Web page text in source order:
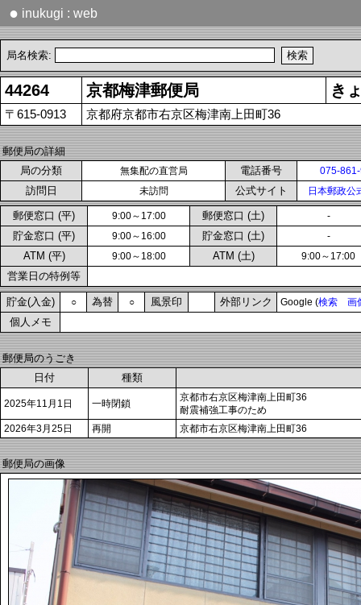
● inukugi : web
局名検索:
44264 京都梅津郵便局 き
〒615-0913 京都府京都市右京区梅津南上田町36
郵便局の詳細
局の分類
無集配の直営局 電話番号 075-
訪問日 未訪問 公式サイト 日本郵政公
郵便窓口 (平) 9:00～17:00 郵便窓口 (土) -
貯金窓口 (平) 9:00～16:00 貯金窓口 (土) -
ATM (平) 9:00～18:00 ATM (土) 9:00～17:00
営業日の特例等
貯金(入金) ○ 為替 ○ 風景印 外部リンク Google (検索 画
個人メモ
郵便局のうごき
日付
種類
2025年11月1日 一時閉鎖
京都市右京区梅津南上田町36
耐震補強工事のため
2026年3月25日
再開 京都市右京区梅津南上田町36
郵便局の画像